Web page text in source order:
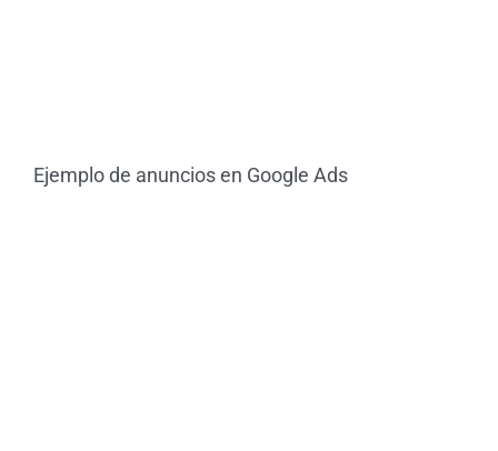
Ejemplo de anuncios en Google Ads